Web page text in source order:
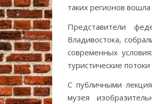
таких регионов
Представители
Владивостока,
современных
туристические
С публичными
музея